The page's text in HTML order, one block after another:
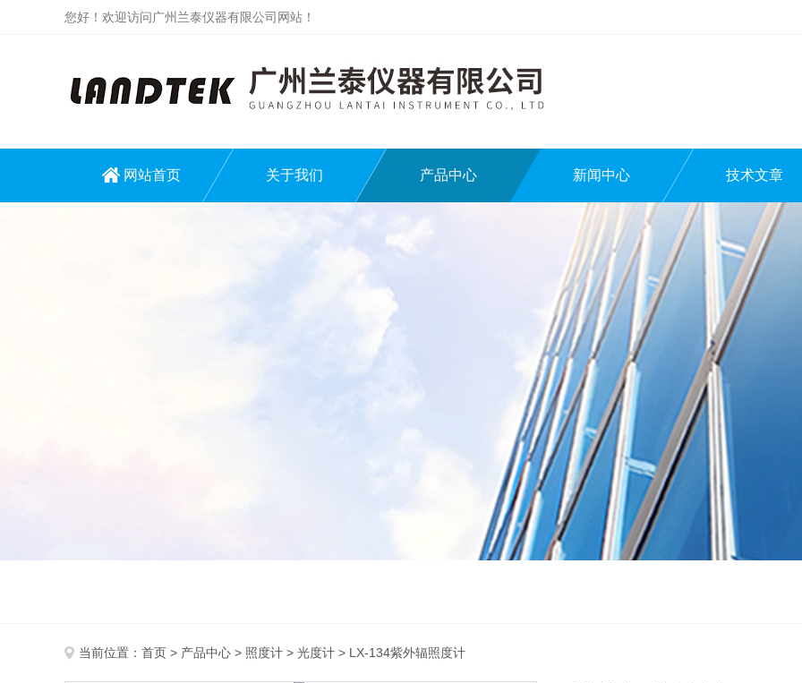
您好！欢迎访问广州兰泰仪器有限公司网站！
网站首页 关于我们 产品中心 新闻中心 技术文章
当前位置： 首页 > 产品中心 > 照度计 > 光度计 > LX-134紫外辐照度计